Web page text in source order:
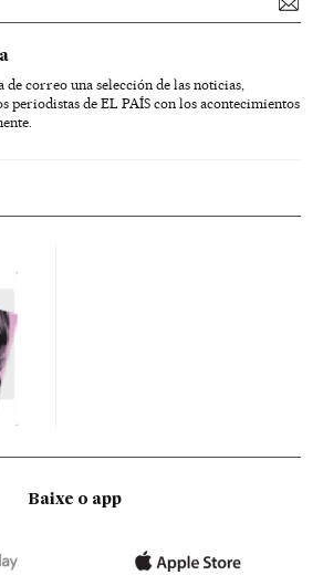
de correo una selección de las noticias,
periodistas de EL PAÍS con los acontecimientos
Baixe o app